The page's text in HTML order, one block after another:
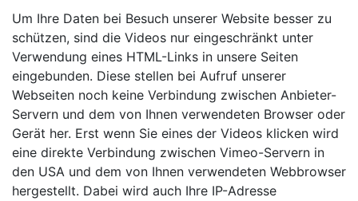
Um Ihre Daten bei Besuch unserer Website besser zu
schützen, sind die Videos nur eingeschränkt unter
Verwendung eines HTML-Links in unsere Seiten
eingebunden. Diese stellen bei Aufruf unserer
Webseiten noch keine Verbindung zwischen Anbieter-
Servern und dem von Ihnen verwendeten Browser oder
Gerät her. Erst wenn Sie eines der Videos klicken wird
eine direkte Verbindung zwischen Vimeo-Servern in
den USA und dem von Ihnen verwendeten Webbrowser
hergestellt. Dabei wird auch Ihre IP-Adresse